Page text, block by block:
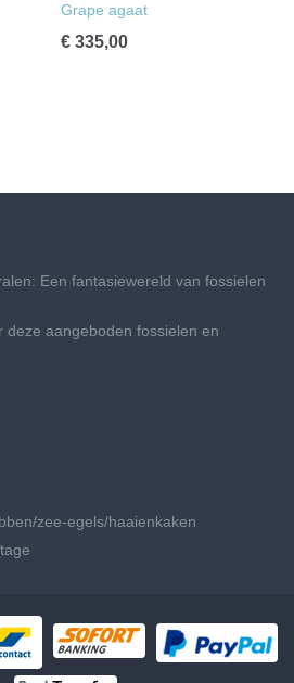
Grape agaat
€ 335,00
Een fantasiewereld van fossielen
deze aangeboden fossielen en
zee-egels/haaienkaken